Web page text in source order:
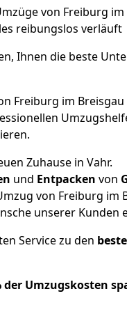
von Freiburg im
reibungslos verläuft
Ihnen die beste
Freiburg im
Zuhause in Vahr.
und Entpacken von
von Freiburg im
unserer Kunden
Service zu den
der Umzugskosten